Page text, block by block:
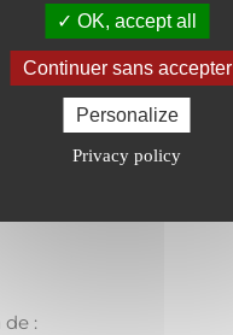
OK, accept all
Continuer sans accepter
Personalize
Privacy policy
44200 Nantes
de :